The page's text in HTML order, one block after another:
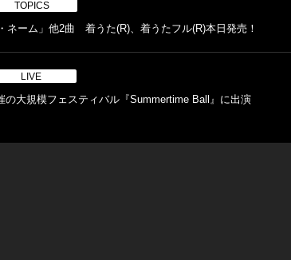
TOPICS
ネーム」他2曲 着うた(R)、着うたフル(R)本日発売！
LIVE
の大規模フェスティバル『Summertime Ball』に出演